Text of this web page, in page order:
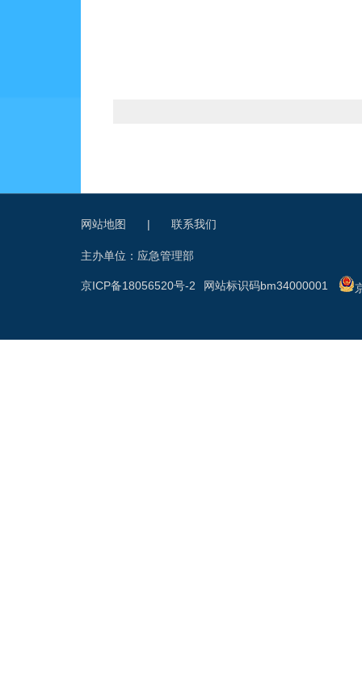
网站地图 | 联系我们
主办单位：应急管理部
网站标识码bm34000001
京ICP备18056520号-2